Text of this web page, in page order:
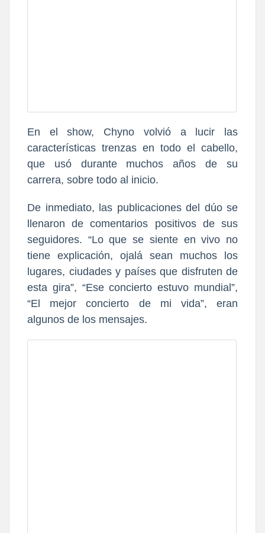
En el show, Chyno volvió a lucir las
características trenzas en todo el cabello,
que usó durante muchos años de su
carrera, sobre todo al inicio.
De inmediato, las publicaciones del dúo se
llenaron de comentarios positivos de sus
seguidores. “Lo que se siente en vivo no
tiene explicación, ojalá sean muchos los
lugares, ciudades y países que disfruten de
esta gira”, “Ese concierto estuvo mundial”,
“El mejor concierto de mi vida”, eran
algunos de los mensajes.